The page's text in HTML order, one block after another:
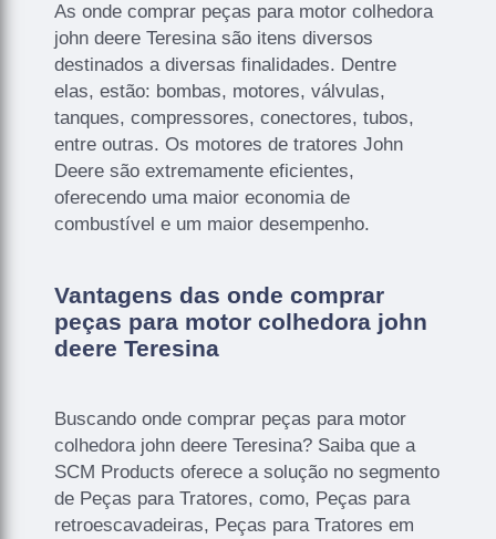
As onde comprar peças para motor colhedora
john deere Teresina são itens diversos
destinados a diversas finalidades. Dentre
elas, estão: bombas, motores, válvulas,
tanques, compressores, conectores, tubos,
entre outras. Os motores de tratores John
Deere são extremamente eficientes,
oferecendo uma maior economia de
combustível e um maior desempenho.
Vantagens das onde comprar
peças para motor colhedora john
deere Teresina
Buscando onde comprar peças para motor
colhedora john deere Teresina? Saiba que a
SCM Products oferece a solução no segmento
de Peças para Tratores, como, Peças para
retroescavadeiras, Peças para Tratores em